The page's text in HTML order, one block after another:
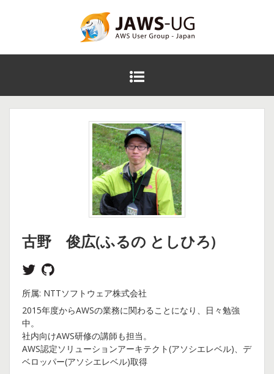
ン
ス
メ
イ
ン
メ
ニ
ュ
ー
古野 俊広(ふるの としひろ)
所属: NTTソフトウェア株式会社
2015年度からAWSの業務に関わることになり、日々勉強
中。
社内向けAWS研修の講師も担当。
AWS認定ソリューションアーキテクト(アソシエレベル)、デ
ベロッパー(アソシエレベル)取得